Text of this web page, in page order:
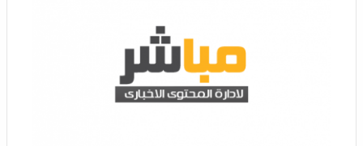
إصابة شخصين إثر انفجار للغاز داخل شقة بحاسي مسعود